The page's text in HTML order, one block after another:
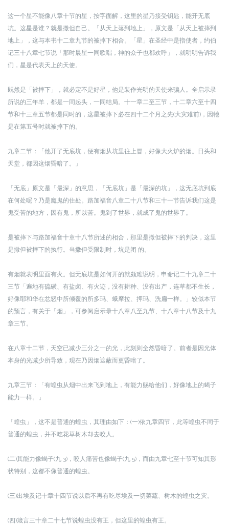
这一个星不能像八章十节的星，按字面解，这里的星乃接受钥匙，能开无底
坑。 这星是谁？就是撒但自己。「从天上落到地上」，原文是「从天上被摔到
地上」，这与本书十二章九节的被摔下相合。「星」在圣经中是指使者，约伯
记三十八章七节说「那时晨星一同歌唱，神的众子也都欢呼」，就明明告诉我
们，星是代表天上的天使。
既然是「被摔下」，就必定不是好星，他是装作光明的天使来骗人。 全启示录
所说的三年羊，都是一同起头，一同结局。十一章二至三节，十二章六至十四
节和十三章五节都是同时的，这星被摔下必在四十二个月之先(大灾难前)，因牠
是在第五号时就被摔下的。
九章二节：「他开了无底坑，便有烟从坑里往上冒，好像大火炉的烟。日头和
天堂，都因这烟昏暗了。」
「无底」原文是「最深」的意思，「无底坑」是「最深的坑」，这无底坑到底
在何处呢？乃是魔鬼的住处。路加福音八章二十八节和三十一节告诉我们这是
鬼受苦的地方，因有鬼，所以苦。鬼到了世界，就成了鬼的世界了。
是被摔下与路加福音十章十八节所述的相合，那里是撒但被摔下的判决，这里
是撒但被摔下的执行。当撒但受限制时，坑是闭 的。
有烟就表明里面有火。但无底坑是如何开的就颇难说明，申命记二十九章二十
三节「遍地有硫磺、有盐卤、有火迹，没有耕种、没有出产，连草都不生长，
好像耶和华在忿怒中所倾覆的所多玛、蛾摩拉、押玛、洗扁一样。」较似本节
的预言，有关于「烟」，可参阅启示录十八章八至九节、十八章十八节及十九
章三节。
在八章十二节，天空已减少三分之一的光，此刻则全然昏暗了。前者是因光体
本身的光减少所导致，现在乃因烟遮蔽而更昏暗了。
九章三节：「有蝗虫从烟中出来飞到地上，有能力赐给他们，好像地上的蝎子
能力一样。」
「蝗虫」，这不是普通的蝗虫，其理由如下： (一)依九章四节，此等蝗虫不同于
普通的蝗虫，并不吃花草树木却去咬人。
(二)其能力像蝎子(九 3)，咬人痛苦也像蝎子(九 5)，而由九章七至十节可知其形
状特别，这都不像普通的蝗虫。
(三)出埃及记十章十四节说以后不再有吃尽埃及一切菜蔬、树木的蝗虫之灾。
(四)箴言三十章二十七节说蝗虫没有王，但这里的蝗虫有王。